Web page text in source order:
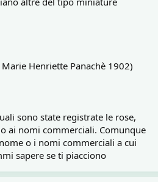
Henriette Panachè 1902)
sono state registrate le rose,
ai nomi commerciali. Comunque
o i nomi commerciali a cui
sapere se ti piacciono